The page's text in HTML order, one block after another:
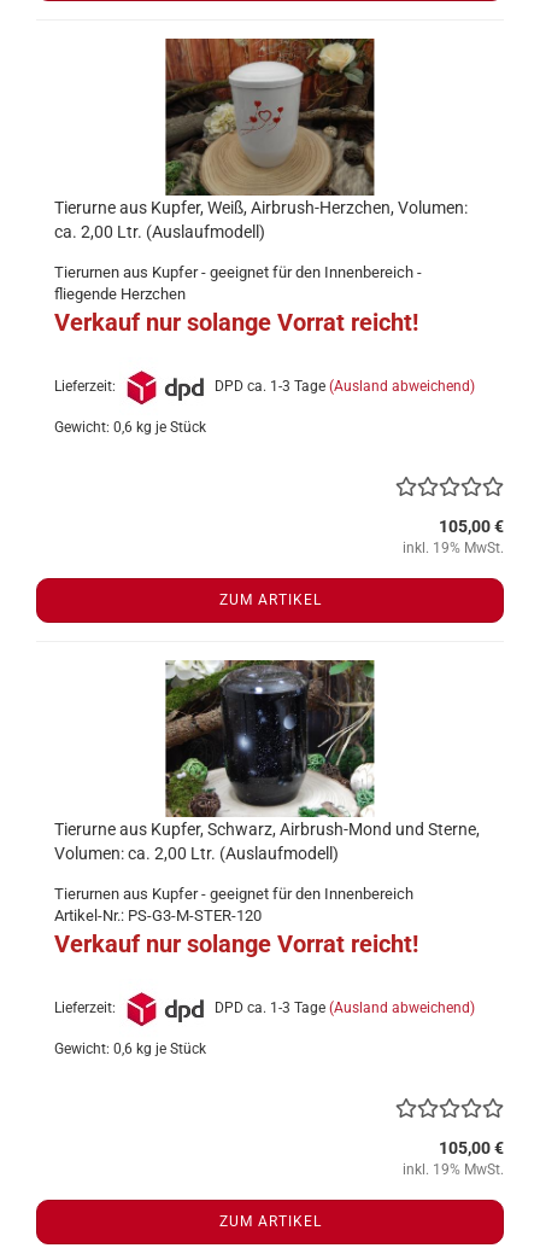
Tierurne aus Kupfer, Weiß, Airbrush-Herzchen, Volumen:
ca. 2,00 Ltr. (Auslaufmodell)
Tierurnen aus Kupfer - geeignet für den Innenbereich -
fliegende Herzchen
Verkauf nur solange Vorrat reicht!
Lieferzeit: DPD ca. 1-3 Tage (Ausland abweichend)
Gewicht: 0,6 kg je Stück
105,00 €
inkl. 19% MwSt.
ZUM ARTIKEL
Tierurne aus Kupfer, Schwarz, Airbrush-Mond und Sterne,
Volumen: ca. 2,00 Ltr. (Auslaufmodell)
Tierurnen aus Kupfer - geeignet für den Innenbereich
Artikel-Nr.: PS-G3-M-STER-120
Verkauf nur solange Vorrat reicht!
Lieferzeit: DPD ca. 1-3 Tage (Ausland abweichend)
Gewicht: 0,6 kg je Stück
105,00 €
inkl. 19% MwSt.
ZUM ARTIKEL